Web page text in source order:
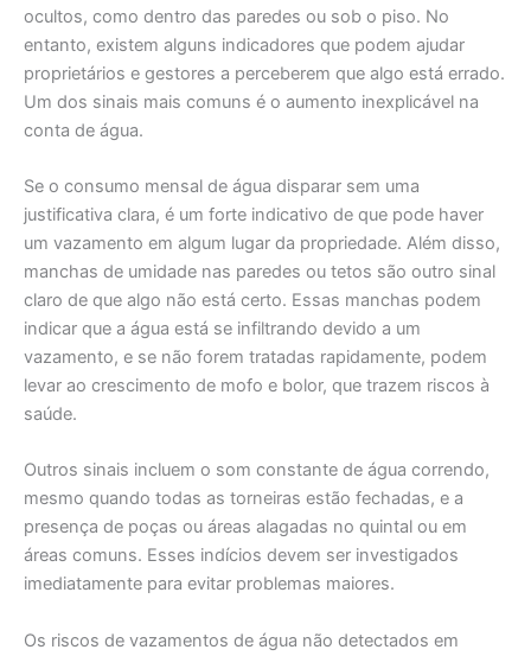
ocultos, como dentro das paredes ou sob o piso. No
entanto, existem alguns indicadores que podem ajudar
proprietários e gestores a perceberem que algo está errado.
Um dos sinais mais comuns é o aumento inexplicável na
conta de água.
Se o consumo mensal de água disparar sem uma
justificativa clara, é um forte indicativo de que pode haver
um vazamento em algum lugar da propriedade. Além disso,
manchas de umidade nas paredes ou tetos são outro sinal
claro de que algo não está certo. Essas manchas podem
indicar que a água está se infiltrando devido a um
vazamento, e se não forem tratadas rapidamente, podem
levar ao crescimento de mofo e bolor, que trazem riscos à
saúde.
Outros sinais incluem o som constante de água correndo,
mesmo quando todas as torneiras estão fechadas, e a
presença de poças ou áreas alagadas no quintal ou em
áreas comuns. Esses indícios devem ser investigados
imediatamente para evitar problemas maiores.
Os riscos de vazamentos de água não detectados em